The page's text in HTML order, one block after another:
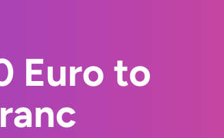
Euro to